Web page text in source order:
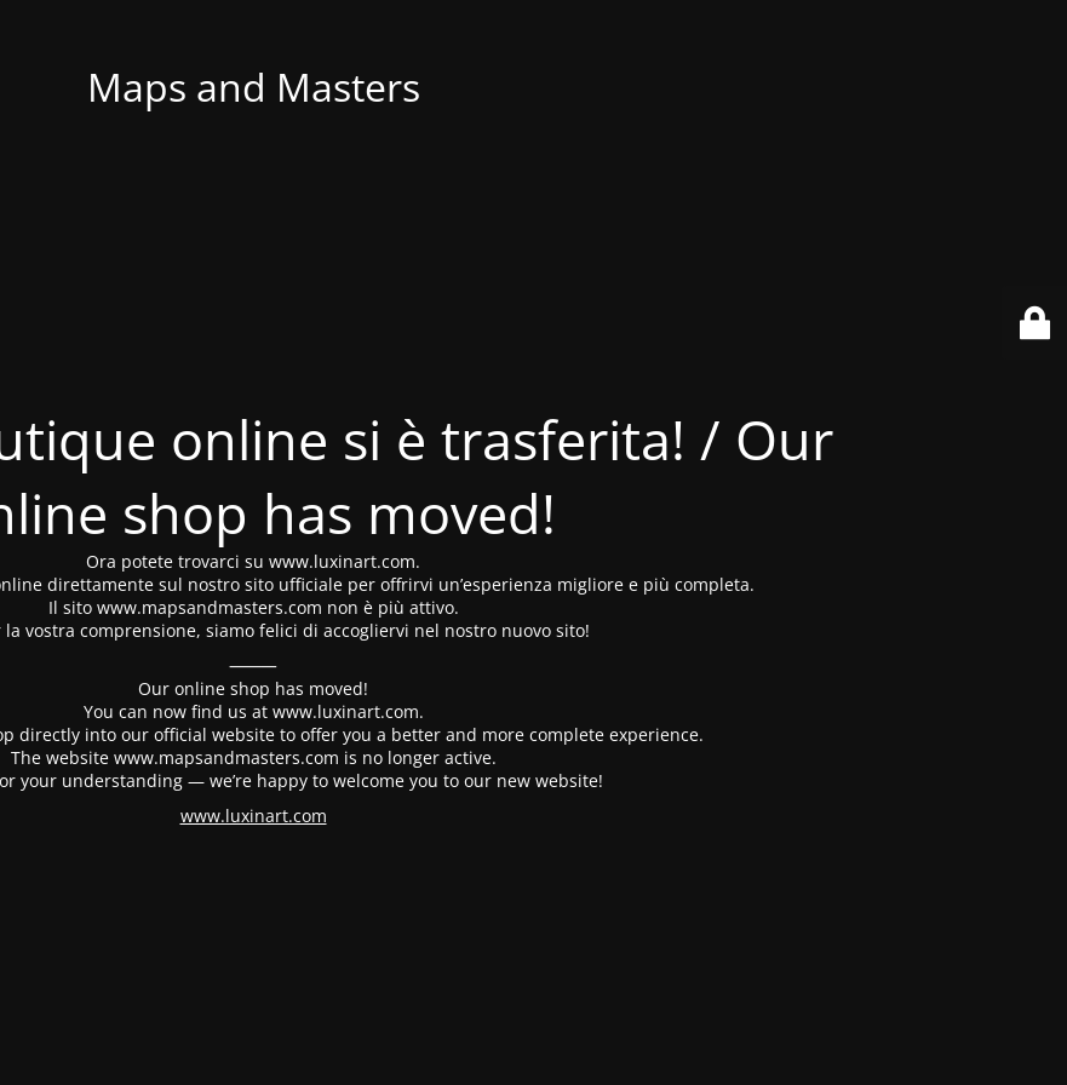
Maps and Masters
online si è trasferita! / Our
shop has moved!
Ora potete trovarci su www.luxinart.com.
direttamente sul nostro sito ufficiale per offrirvi un’esperienza migliore e più completa.
Il sito www.mapsandmasters.com non è più attivo.
la vostra comprensione, siamo felici di accogliervi nel nostro nuovo sito!
⸻
Our online shop has moved!
You can now find us at www.luxinart.com.
directly into our official website to offer you a better and more complete experience.
The website www.mapsandmasters.com is no longer active.
your understanding — we’re happy to welcome you to our new website!
www.luxinart.com